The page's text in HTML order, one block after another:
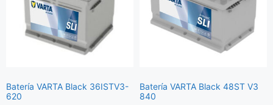
Batería VARTA Black 36ISTV3-
620
Batería VARTA Black 48ST V3
840